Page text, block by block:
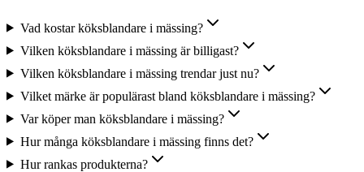
Vad kostar köksblandare i mässing?
Vilken köksblandare i mässing är billigast?
Vilken köksblandare i mässing trendar just nu?
Vilket märke är populärast bland köksblandare i mässing?
Var köper man köksblandare i mässing?
Hur många köksblandare i mässing finns det?
Hur rankas produkterna?